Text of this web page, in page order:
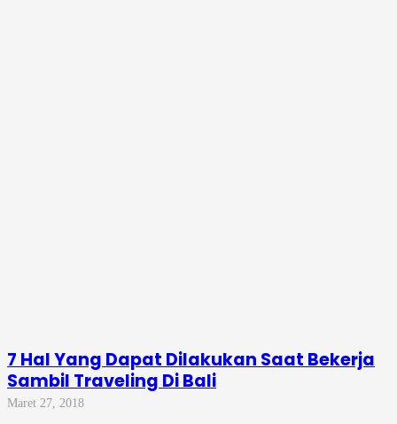
7 Hal Yang Dapat Dilakukan Saat Bekerja
Sambil Traveling Di Bali
Maret 27, 2018